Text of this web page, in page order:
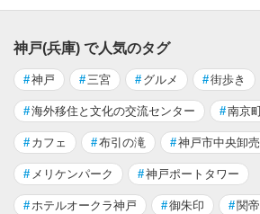
神戸(兵庫) で人気のタグ
#神戸 #三宮 # グルメ #街歩き
#海外移住と文化の交流センター #南京
# カフェ #布引の滝 #神戸市中央卸
# メリケンパーク #神戸ポートタワー
#ホテルオークラ神戸 #御朱印 # 関